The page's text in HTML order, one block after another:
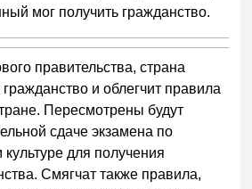
мог получить гражданство.
правительства, страна
и облегчит правила
Пересмотрены будут
сдаче экзамена по
для получения
Смягчат также правила,